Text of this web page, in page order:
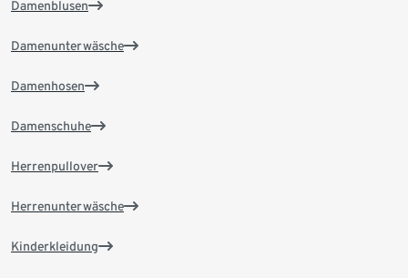
Damenblusen
Damenunterwäsche
Damenhosen
Damenschuhe
Herrenpullover
Herrenunterwäsche
Kinderkleidung